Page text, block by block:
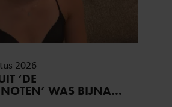
2026
‘DE
WAS BIJNA